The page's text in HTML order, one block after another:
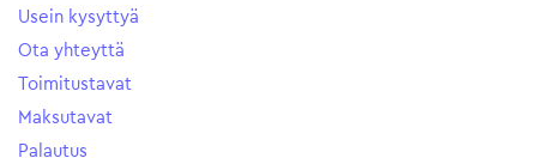
Usein kysyttyä
Ota yhteyttä
Toimitustavat
Maksutavat
Palautus